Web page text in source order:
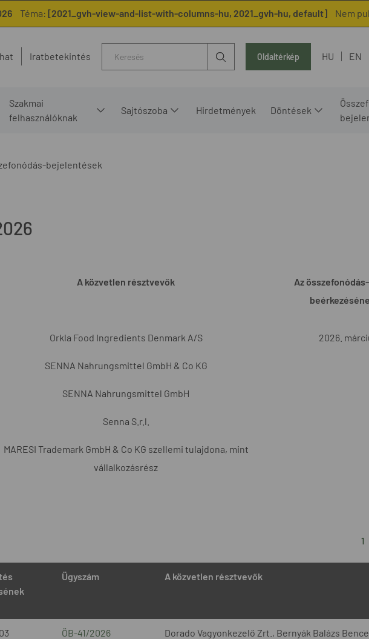
Téma: [2021_gvh-view-and-list-with-columns-hu, 2021_gvh-hu, default] Nem
Iratbetekintés Oldaltérkép HU EN
Szakmai
felhasználóknak
Sajtószoba Hirdetmények Döntések
bejelentések
A közvetlen résztvevők
Az
Orkla Food Ingredients Denmark A/S
SENNA Nahrungsmittel GmbH & Co KG
SENNA Nahrungsmittel GmbH
Senna S.r.l.
MARESI Trademark GmbH & Co KG szellemi tulajdona, mint
vállalkozásrész
2026.
1
Ügyszám A közvetlen résztvevők
ÖB-41/2026
Dorado Vagyonkezelő Zrt., Bernyák Balázs